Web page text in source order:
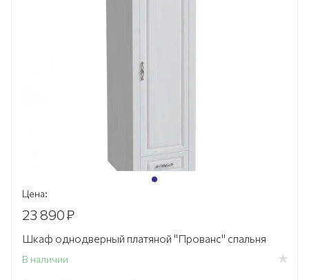
Цена:
23 890₽
Шкаф однодверный платяной "Прованс" спальня
В наличии